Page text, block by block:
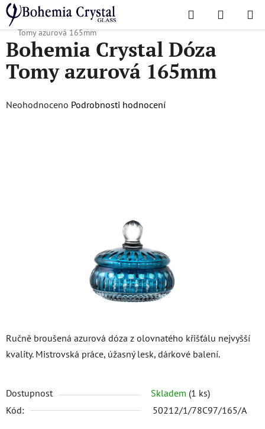
Přejít
na
obsah
Hledat
KOŠÍK
Domů
/ Oblíbené kolekce / Kompletní nabídka
Bohemia Crystal Dóza
Tomy azurová 165mm
Ručně broušená azurová dóza z olovnatého křišťálu nejvyšší
kvality. Mistrovská práce, úžasný lesk, dárkové balení.
Dostupnost Skladem (1 ks)
Kód:
50212/1/78C97/165/A
Bohemia Crystal Dóza
Tomy azurová 165mm
Průměrné
Neohodnoceno Podrobnosti hodnocení